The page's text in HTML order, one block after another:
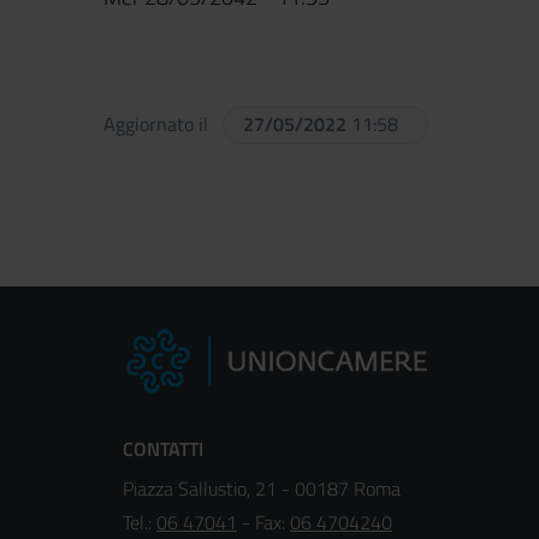
Aggiornato il 27/05/2022 11:58
CONTATTI
Piazza Sallustio, 21 - 00187 Roma
Tel.: 06 47041 - Fax: 06 4704240